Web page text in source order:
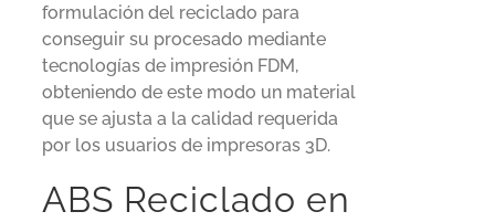
formulación del reciclado para
conseguir su procesado mediante
tecnologías de impresión FDM,
obteniendo de este modo un material
que se ajusta a la calidad requerida
por los usuarios de impresoras 3D.
ABS Reciclado en